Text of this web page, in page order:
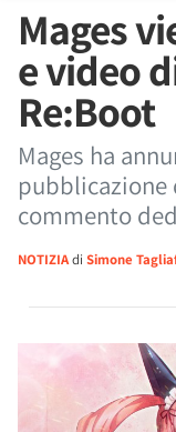
Mages
e video
Re:Boot
Mages ha
pubblicazione
commento
NOTIZIAdi Simone